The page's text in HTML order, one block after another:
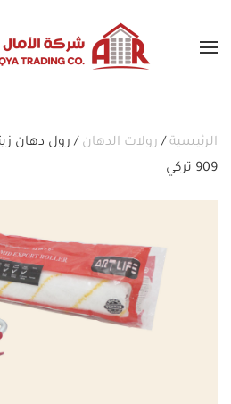
Skip to main content
الرئيسية / رولات الدهان / رول دهان
909 تركي